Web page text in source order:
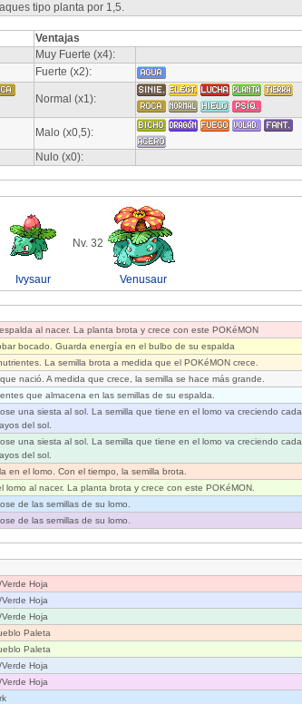
tipo planta por 1,5.
Ventajas
Muy Fuerte (x4):
Fuerte (x2):
Normal (x1):
Malo (x0,5):
Nulo (x0):
Ivysaur
Nv. 32
Venusaur
al nacer. La planta brota y crece con este POKéMON
bocado. Guarda energía en el bulbo de su espalda
La semilla brota a medida que el POKéMON crece.
nació. A medida que crece, la semilla se hace más grande.
que almacena en las semillas de su espalda.
una siesta al sol. La semilla que tiene en el lomo va creciendo cada
del sol.
una siesta al sol. La semilla que tiene en el lomo va creciendo cada
del sol.
en el lomo. Con el tiempo, la semilla brota.
al nacer. La planta brota y crece con este POKéMON.
de las semillas de su lomo.
de las semillas de su lomo.
Hoja
Hoja
Hoja
Paleta
Paleta
Hoja
Hoja